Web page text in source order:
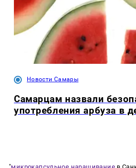
Новости Самары
Самарцам назвали
употребления арбуза в